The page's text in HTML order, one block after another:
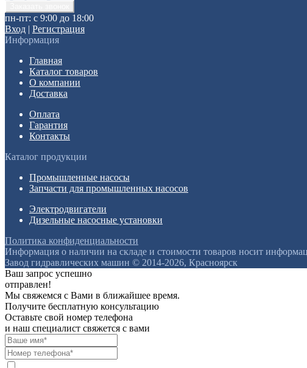
пн-пт: с 9:00 до 18:00
Вход | Регистрация
Информация
Главная
Каталог товаров
О компании
Доставка
Оплата
Гарантия
Контакты
Каталог продукции
Промышленные насосы
Запчасти для промышленных насосов
Электродвигатели
Дизельные насосные установки
Политика конфиденциальности
Информация о наличии на складе и стоимости товаров носит
Завод гидравлических машин © 2014-2026, Красноярск
Ваш запрос успешно
отправлен!
Мы свяжемся с Вами в ближайшее время.
Получите бесплатную консультацию
Оставьте свой номер телефона
и наш специалист свяжется с вами